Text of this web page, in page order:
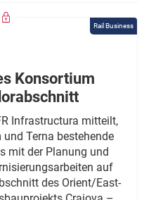
Rail Business
Konsortium
Infrastructura mitteilt,
Terna bestehende
mit der Planung und
auf
des Orient/East-